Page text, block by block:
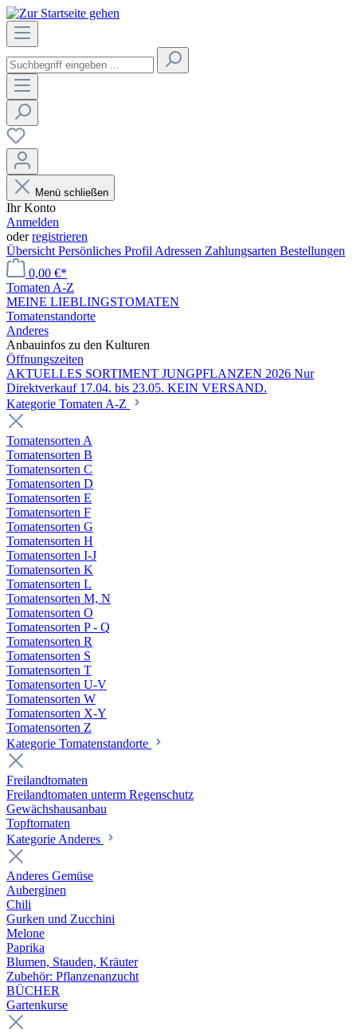
Menü schließen
Ihr Konto
Anmelden
oderregistrieren
Übersicht Persönliches Profil Adressen Zahlungsarten Bestellungen
0,00 €*
Tomaten A-Z
MEINE LIEBLINGSTOMATEN
Tomatenstandorte
Anderes
Anbauinfos zu den Kulturen
Öffnungszeiten
AKTUELLES SORTIMENT JUNGPFLANZEN 2026 Nur
Direktverkauf 17.04. bis 23.05. KEIN VERSAND.
Kategorie Tomaten A-Z
Tomatensorten A
Tomatensorten B
Tomatensorten C
Tomatensorten D
Tomatensorten E
Tomatensorten F
Tomatensorten G
Tomatensorten H
Tomatensorten I-J
Tomatensorten K
Tomatensorten L
Tomatensorten M, N
Tomatensorten O
Tomatensorten P - Q
Tomatensorten R
Tomatensorten S
Tomatensorten T
Tomatensorten U-V
Tomatensorten W
Tomatensorten X-Y
Tomatensorten Z
Kategorie Tomatenstandorte
Freilandtomaten
Freilandtomaten unterm Regenschutz
Gewächshausanbau
Topftomaten
Kategorie Anderes
Anderes Gemüse
Auberginen
Chili
Gurken und Zucchini
Melone
Paprika
Blumen, Stauden, Kräuter
Zubehör: Pflanzenanzucht
BÜCHER
Gartenkurse